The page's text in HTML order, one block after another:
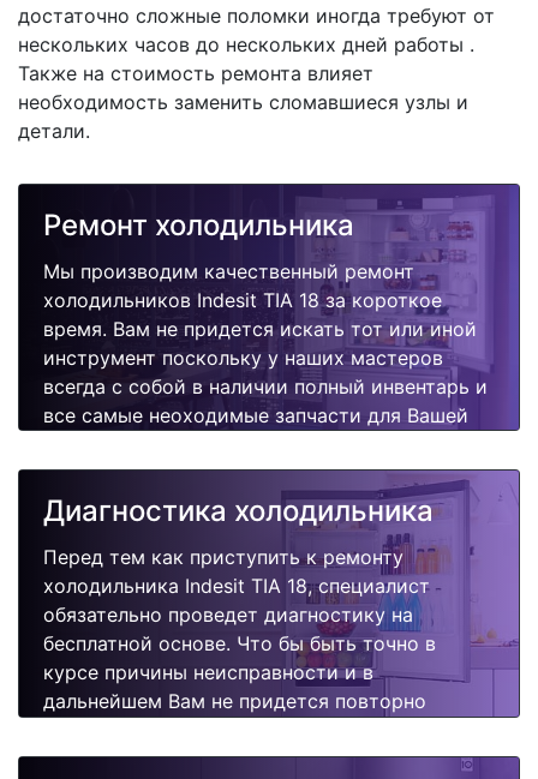
достаточно сложные поломки иногда требуют от
нескольких часов до нескольких дней работы .
Также на стоимость ремонта влияет
необходимость заменить сломавшиеся узлы и
детали.
Ремонт холодильника
Мы производим качественный ремонт
холодильников Indesit TIA 18 за короткое
время. Вам не придется искать тот или иной
инструмент поскольку у наших мастеров
всегда с собой в наличии полный инвентарь и
все самые неоходимые запчасти для Вашей
качественно и недорого.
Диагностика холодильника
Перед тем как приступить к ремонту
холодильника Indesit TIA 18, специалист
обязательно проведет диагностику на
бесплатной основе. Что бы быть точно в
курсе причины неисправности и в
дальнейшем Вам не придется повторно
поломок.